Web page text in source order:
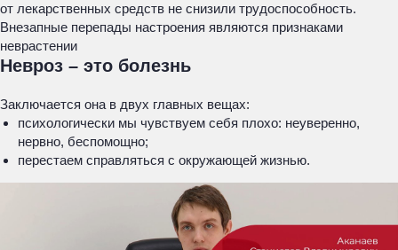
от лекарственных средств не снизили трудоспособность.
Внезапные перепады настроения являются признаками
неврастении
Невроз – это болезнь
Заключается она в двух главных вещах:
психологически мы чувствуем себя плохо: неуверенно,
нервно, беспомощно;
перестаем справляться с окружающей жизнью.